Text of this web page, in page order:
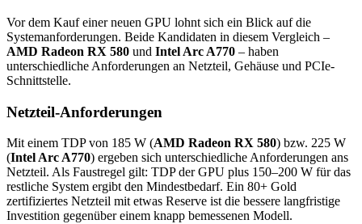
Vor dem Kauf einer neuen GPU lohnt sich ein Blick auf die
Systemanforderungen. Beide Kandidaten in diesem Vergleich –
AMD Radeon RX 580 und Intel Arc A770 – haben
unterschiedliche Anforderungen an Netzteil, Gehäuse und PCIe-
Schnittstelle.
Netzteil-Anforderungen
Mit einem TDP von 185 W (AMD Radeon RX 580) bzw. 225 W
(Intel Arc A770) ergeben sich unterschiedliche Anforderungen ans
Netzteil. Als Faustregel gilt: TDP der GPU plus 150–200 W für das
restliche System ergibt den Mindestbedarf. Ein 80+ Gold
zertifiziertes Netzteil mit etwas Reserve ist die bessere langfristige
Investition gegenüber einem knapp bemessenen Modell.